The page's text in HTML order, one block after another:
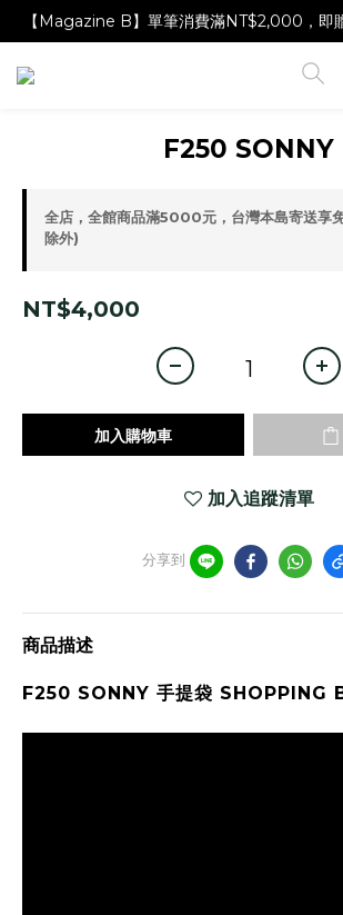
【Magazine B】單筆消費滿NT$2,000，即
【Magazine B】單筆消費滿NT$2,000，即
【林青那 carta 畫作】線上獨家開售，凡購
F250 SONNY
全店，全館商品滿5000元，台灣本島寄送享
除外)
NT$4,000
加入購物車
加入追蹤清單
分享到
商品描述
F250 SONNY 手提袋 SHOPPING